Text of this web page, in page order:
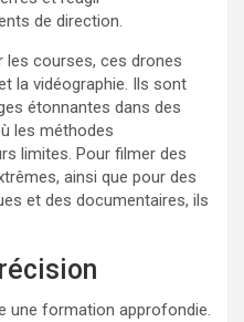
de direction.
les courses, ces drones
la vidéographie. Ils sont
étonnantes dans des
les méthodes
limites. Pour filmer des
ainsi que pour des
et des documentaires, ils
une formation approfondie.